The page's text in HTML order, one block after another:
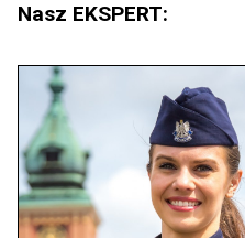
Nasz EKSPERT: